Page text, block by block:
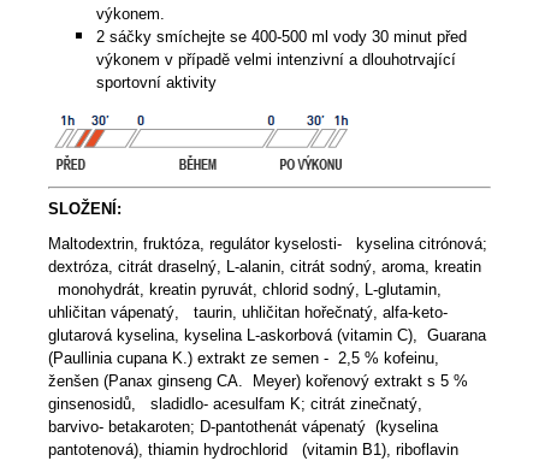
výkonem.
2 sáčky smíchejte se 400-500 ml vody 30 minut před
výkonem v případě velmi intenzivní a dlouhotrvající
sportovní aktivity
SLOŽENÍ:
Maltodextrin, fruktóza, regulátor kyselosti- kyselina citrónová;
dextróza, citrát draselný, L-alanin, citrát sodný, aroma, kreatin
monohydrát, kreatin pyruvát, chlorid sodný, L-glutamin,
uhličitan vápenatý, taurin, uhličitan hořečnatý, alfa-keto-
glutarová kyselina, kyselina L-askorbová (vitamin C), Guarana
(Paullinia cupana K.) extrakt ze semen - 2,5 % kofeinu,
ženšen (Panax ginseng CA. Meyer) kořenový extrakt s 5 %
ginsenosidů, sladidlo- acesulfam K; citrát zinečnatý,
barvivo- betakaroten; D-pantothenát vápenatý (kyselina
pantotenová), thiamin hydrochlorid (vitamin B1), riboflavin